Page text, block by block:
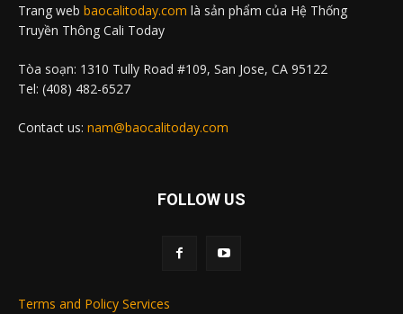
Trang web baocalitoday.com là sản phẩm của Hệ Thống
Truyền Thông Cali Today
Tòa soạn: 1310 Tully Road #109, San Jose, CA 95122
Tel: (408) 482-6527
Contact us: nam@baocalitoday.com
FOLLOW US
Terms and Policy Services